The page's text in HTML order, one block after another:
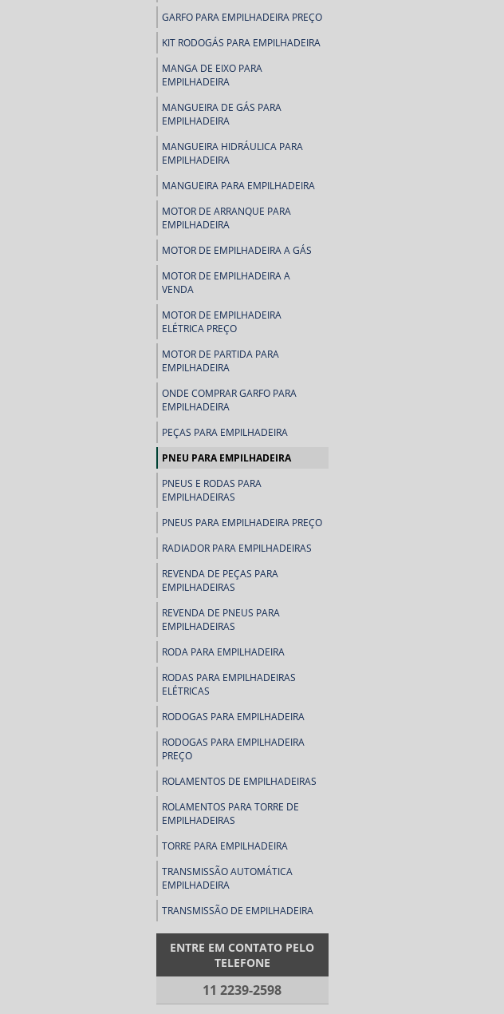
GARFO PARA EMPILHADEIRA PREÇO
KIT RODOGÁS PARA EMPILHADEIRA
MANGA DE EIXO PARA
EMPILHADEIRA
MANGUEIRA DE GÁS PARA
EMPILHADEIRA
MANGUEIRA HIDRÁULICA PARA
EMPILHADEIRA
MANGUEIRA PARA EMPILHADEIRA
MOTOR DE ARRANQUE PARA
EMPILHADEIRA
MOTOR DE EMPILHADEIRA A GÁS
MOTOR DE EMPILHADEIRA A
VENDA
MOTOR DE EMPILHADEIRA
ELÉTRICA PREÇO
MOTOR DE PARTIDA PARA
EMPILHADEIRA
ONDE COMPRAR GARFO PARA
EMPILHADEIRA
PEÇAS PARA EMPILHADEIRA
PNEU PARA EMPILHADEIRA
PNEUS E RODAS PARA
EMPILHADEIRAS
PNEUS PARA EMPILHADEIRA PREÇO
RADIADOR PARA EMPILHADEIRAS
REVENDA DE PEÇAS PARA
EMPILHADEIRAS
REVENDA DE PNEUS PARA
EMPILHADEIRAS
RODA PARA EMPILHADEIRA
RODAS PARA EMPILHADEIRAS
ELÉTRICAS
RODOGAS PARA EMPILHADEIRA
RODOGAS PARA EMPILHADEIRA
PREÇO
ROLAMENTOS DE EMPILHADEIRAS
ROLAMENTOS PARA TORRE DE
EMPILHADEIRAS
TORRE PARA EMPILHADEIRA
TRANSMISSÃO AUTOMÁTICA
EMPILHADEIRA
TRANSMISSÃO DE EMPILHADEIRA
ENTRE EM CONTATO PELO
TELEFONE
11 2239-2598